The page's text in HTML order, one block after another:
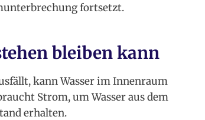
fortsetzt.
bleiben kann
kann Wasser im Innenraum
Strom, um Wasser aus dem
erhalten.